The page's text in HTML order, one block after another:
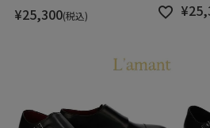
¥25,300 税込 ¥